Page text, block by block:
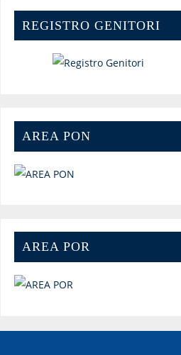
REGISTRO GENITORI
AREA PON
AREA POR